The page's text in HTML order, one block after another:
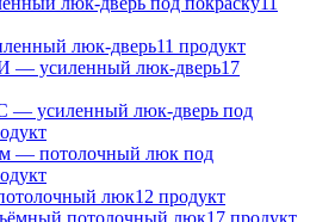
люк-дверь11 продукт
усиленный люк-дверь17
усиленный люк-дверь под
— потолочный люк под
люк12 продукт
потолочный люк17 продукт